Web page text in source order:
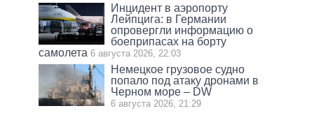
Инцидент в аэропорту
Лейпцига: в Германии
опровергли информацию о
боеприпасах на борту
самолета 6 августа 2026, 22:03
Немецкое грузовое судно
попало под атаку дронами в
Черном море – DW
6 августа 2026, 21:29